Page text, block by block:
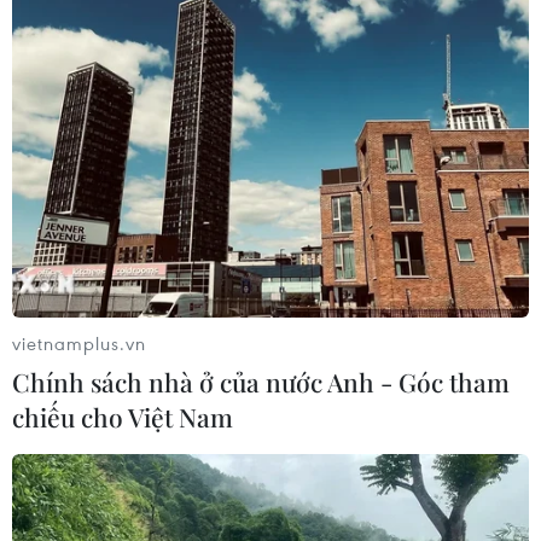
sang năm 2026.
vietnamplus.vn
Chính sách nhà ở của nước Anh - Góc tham
chiếu cho Việt Nam